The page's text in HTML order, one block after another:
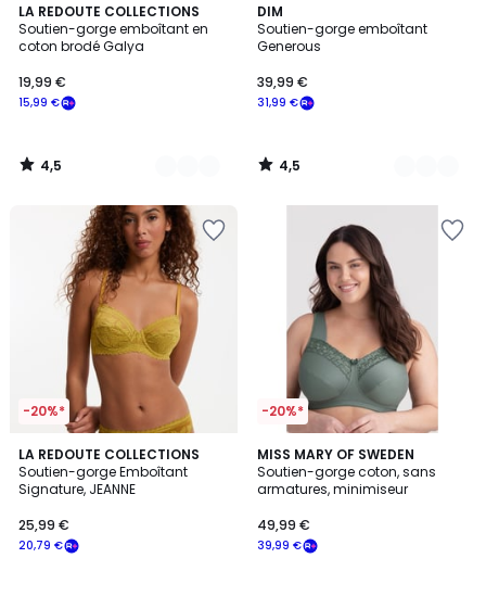
LA REDOUTE COLLECTIONS
Soutien-gorge emboîtant en
coton brodé Galya
€
souscrivez
notre
programme
15,99 €
19,99 €
4,5
/ 5
4
Couleurs
4,5
/
DIM
Soutien-gorge emboîtant
Generous
31,99 €
39,99 €
4,5
/ 5
21
Couleurs
4,5
/
-20%*
LA REDOUTE COLLECTIONS
Soutien-gorge Emboîtant
Signature, JEANNE
20,79 €
25,99 €
4,4
/ 5
5
Couleurs
-20%*
MISS MARY OF SWEDEN
Soutien-gorge coton, sans
armatures, minimiseur
39,99 €
49,99 €
4,5
/ 5
10
Couleurs